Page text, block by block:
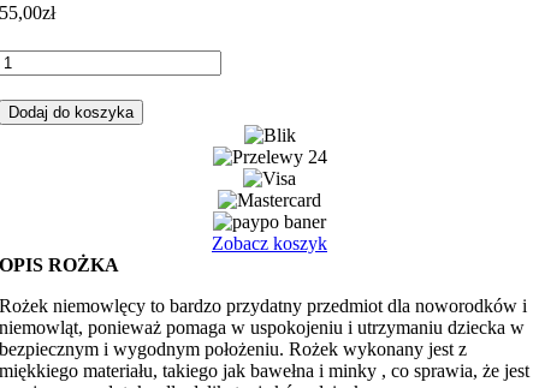
55,00zł
Dodaj do koszyka
Zobacz koszyk
OPIS ROŻKA
Rożek niemowlęcy to bardzo przydatny przedmiot dla noworodków i
niemowląt, ponieważ pomaga w uspokojeniu i utrzymaniu dziecka w
bezpiecznym i wygodnym położeniu. Rożek wykonany jest z
miękkiego materiału, takiego jak bawełna i minky , co sprawia, że jest